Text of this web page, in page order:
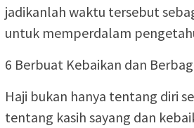
jadikanlah waktu tersebut
untuk memperdalam
6 Berbuat Kebaikan dan
Haji bukan hanya tentang diri
tentang kasih sayang dan